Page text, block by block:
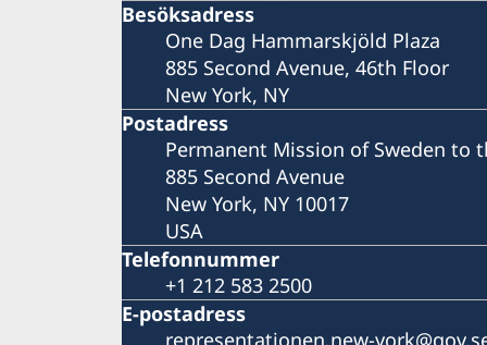
Besöksadress
One Dag Hammarskjöld Plaza
885 Second Avenue, 46th Floor
New York, NY
Postadress
Permanent Mission of Sweden to
885 Second Avenue
New York, NY 10017
USA
Telefonnummer
+1 212 583 2500
E-postadress
representationen.new-